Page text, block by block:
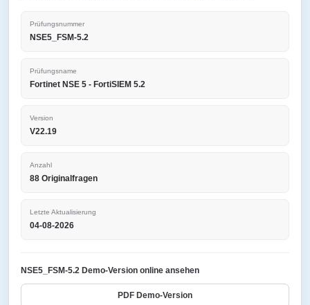
Prüfungsnummer
NSE5_FSM-5.2
Prüfungsname
Fortinet NSE 5 - FortiSIEM 5.2
Version
V22.19
Anzahl
88 Originalfragen
Letzte Aktualisierung
04-08-2026
NSE5_FSM-5.2 Demo-Version online ansehen
PDF Demo-Version